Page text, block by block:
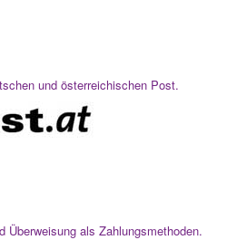
und österreichischen Post.
Überweisung als Zahlungsmethoden.